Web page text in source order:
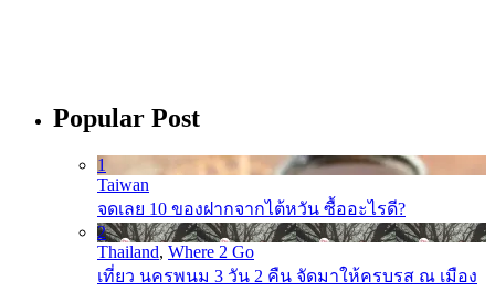
Popular Post
1
Taiwan
จดเลย 10 ของฝากจากไต้หวัน ซื้ออะไรดี?
2
Thailand, Where 2 Go
เที่ยว นครพนม 3 วัน 2 คืน จัดมาให้ครบรส ณ เมือง